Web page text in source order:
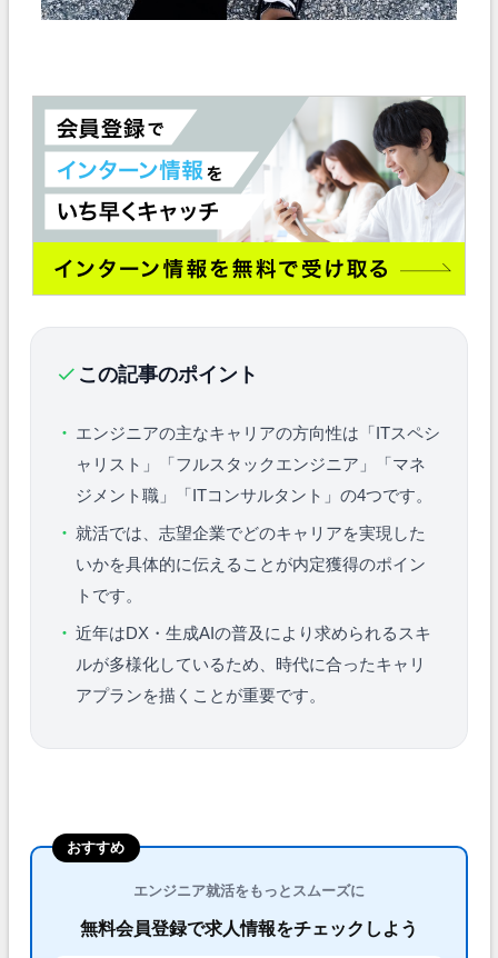
この記事のポイント
エンジニアの主なキャリアの方向性は「ITスペシ
ャリスト」「フルスタックエンジニア」「マネ
ジメント職」「ITコンサルタント」の4つです。
就活では、志望企業でどのキャリアを実現した
いかを具体的に伝えることが内定獲得のポイン
トです。
近年はDX・生成AIの普及により求められるスキ
ルが多様化しているため、時代に合ったキャリ
アプランを描くことが重要です。
おすすめ
エンジニア就活をもっとスムーズに
無料会員登録で求人情報をチェックしよう